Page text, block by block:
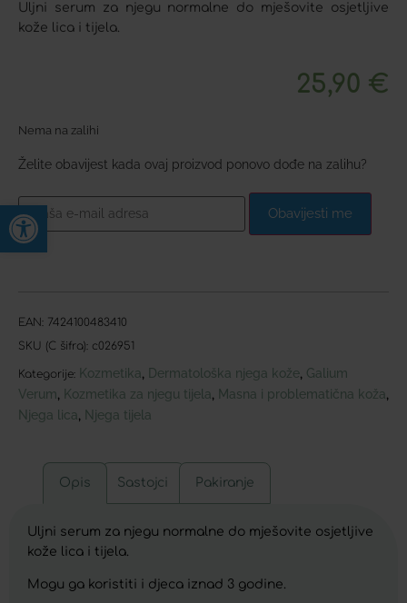
Open toolbar
Uljni serum za njegu normalne do mješovite osjetljive
kože lica i tijela.
25,90 €
Nema na zalihi
Želite obavijest kada ovaj proizvod ponovo dođe na zalihu?
Obavijesti me
EAN: 7424100483410
SKU (C šifra): c026951
Kategorije: Kozmetika Dermatološka njega kože Galium
Verum Kozmetika za njegu tijela Masna i problematična koža
Njega lica Njega tijela
Opis Sastojci Pakiranje
Uljni serum za njegu normalne do mješovite osjetljive
kože lica i tijela.
Mogu ga koristiti i djeca iznad 3 godine.